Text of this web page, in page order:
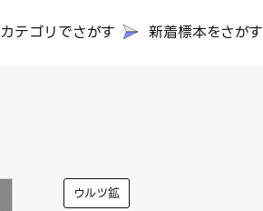
カテゴリでさがす 新着標本をさがす
ウルツ鉱